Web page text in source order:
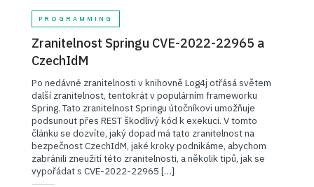
PROGRAMMING
Zranitelnost Springu CVE-2022-22965 a
CzechIdM
Po nedávné zranitelnosti v knihovně Log4j otřásá světem
další zranitelnost, tentokrát v populárním frameworku
Spring. Tato zranitelnost Springu útočníkovi umožňuje
podsunout přes REST škodlivý kód k exekuci. V tomto
článku se dozvíte, jaký dopad má tato zranitelnost na
bezpečnost CzechIdM, jaké kroky podnikáme, abychom
zabránili zneužití této zranitelnosti, a několik tipů, jak se
vypořádat s CVE-2022-22965 […]